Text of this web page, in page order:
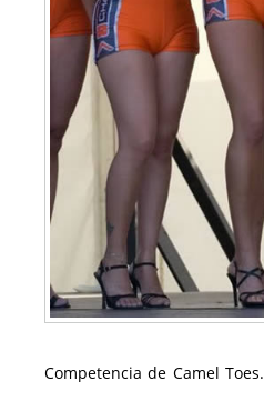
Competencia de Camel Toes.